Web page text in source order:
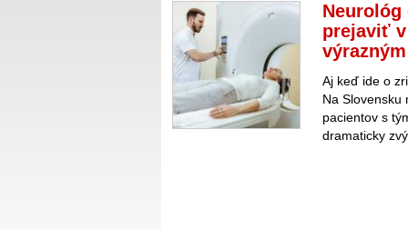
Neurológ
prejaviť
Aj keď ide o
Na Slovensku
pacientov s
dramaticky